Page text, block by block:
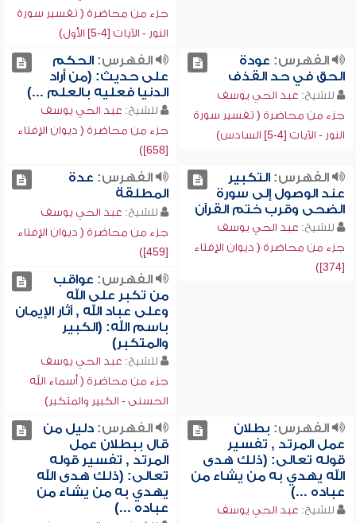
جزء من محاضرة ( تفسير سورة
النور - الآيات [4-5] الأول)
الفهرس: عودة
الحق في حد القذف
للشيخ: عبد الحي يوسف
جزء من محاضرة ( تفسير سورة
النور - الآيات [4-5] السادس)
الفهرس:الحكم
على حديث: (من أراد
الدنيا فعليه بالعلم ...)
للشيخ: عبد الحي يوسف
جزء من محاضرة ( ديوان الإفتاء
[658])
الفهرس:التكبير
عند الوصول إلى سورة
الضحى وقرب ختم القرآن
للشيخ: عبد الحي يوسف
جزء من محاضرة ( ديوان الإفتاء
[374])
الفهرس: عدة
المطلقة
للشيخ: عبد الحي يوسف
جزء من محاضرة ( ديوان الإفتاء
[459])
الفهرس: عواقب
من تكبر على الله
وعلى عباد الله , آثار الإيمان
باسم الله: (الكبير
والمتكبر)
للشيخ: عبد الحي يوسف
جزء من محاضرة ( أسماء الله
الحسنى - الكبير والمتكبر)
الفهرس: بطلان
عمل المرتد , تفسير
قوله تعالى: (ذلك هدى
الله يهدي به من يشاء من
عباده ...)
للشيخ: عبد الحي يوسف
الفهرس:دليل من
قال ببطلان عمل
المرتد , تفسير قوله
تعالى: (ذلك هدى الله
يهدي به من يشاء من
عباده ...)